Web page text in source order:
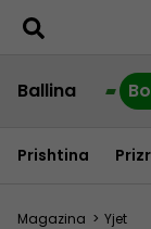
Ballina
Prishtina
Magazina > Yjet